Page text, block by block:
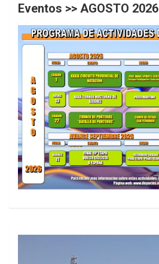
Eventos >> AGOSTO 2026